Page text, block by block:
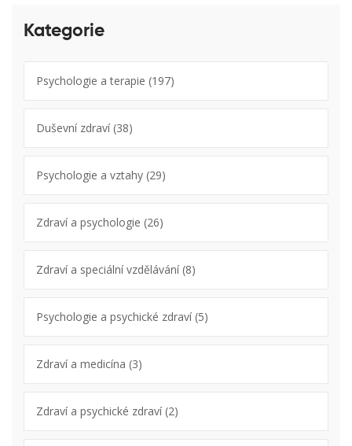
Kategorie
Psychologie a terapie (197)
Duševní zdraví(38)
Psychologie a vztahy (29)
Zdraví a psychologie (26)
Zdraví a speciální vzdělávání(8)
Psychologie a psychické zdraví(5)
Zdraví a medicína (3)
Zdraví a psychické zdraví(2)